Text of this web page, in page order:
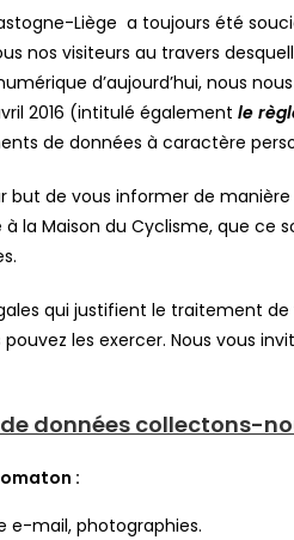
Liège a toujours été
nos visiteurs au travers
d’aujourd’hui, nous
2016 (intitulé également le
de données à caractère
but de vous informer de
la Maison du Cyclisme, que ce
qui justifient le traitement
les exercer. Nous vous
données collectons-
:
e-mail, photographies.